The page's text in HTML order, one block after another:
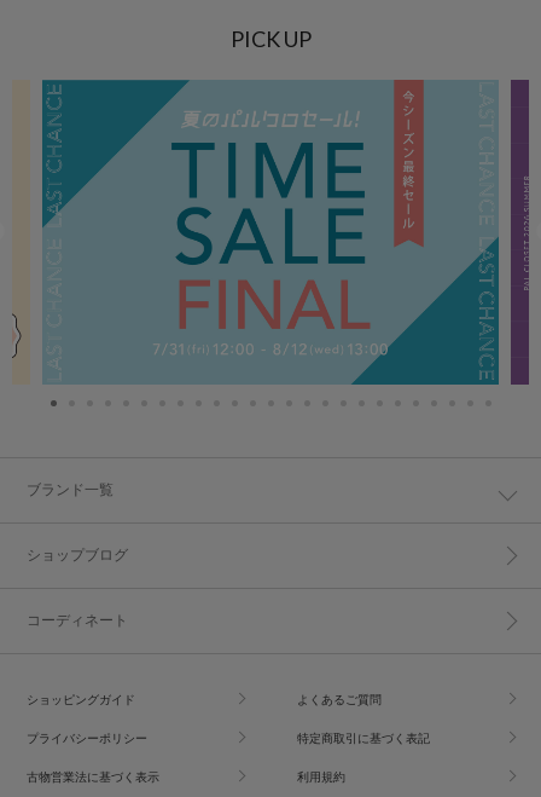
PICK UP
ブランド一覧
ショップブログ
コーディネート
ショッピングガイド よくあるご質問
プライバシーポリシー 特定商取引に基づく表記
古物営業法に基づく表示 利用規約